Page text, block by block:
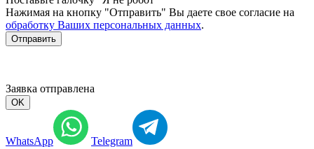
Нажимая на кнопку "Отправить" Вы даете свое согласие на
обработку Ваших персональных данных.
Отправить
Заявка отправлена
OK
WhatsApp Telegram